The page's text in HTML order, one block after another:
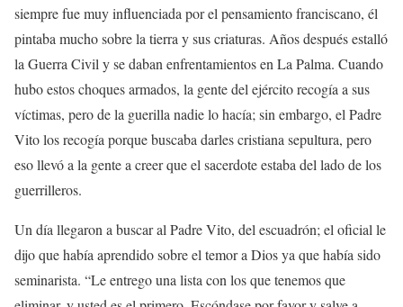
siempre fue muy influenciada por el pensamiento franciscano, él
pintaba mucho sobre la tierra y sus criaturas. Años después estalló
la Guerra Civil y se daban enfrentamientos en La Palma. Cuando
hubo estos choques armados, la gente del ejército recogía a sus
víctimas, pero de la guerilla nadie lo hacía; sin embargo, el Padre
Vito los recogía porque buscaba darles cristiana sepultura, pero
eso llevó a la gente a creer que el sacerdote estaba del lado de los
guerrilleros.
Un día llegaron a buscar al Padre Vito, del escuadrón; el oficial le
dijo que había aprendido sobre el temor a Dios ya que había sido
seminarista. “Le entrego una lista con los que tenemos que